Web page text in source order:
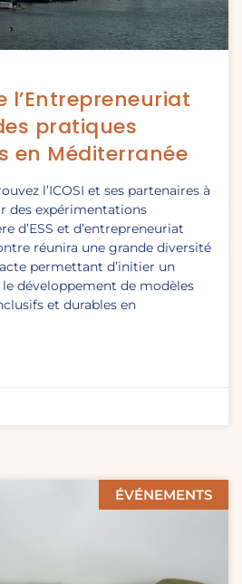
l’Entrepreneuriat
pratiques
en Méditerranée
l’ICOSI et ses partenaires à
des expérimentations
d’ESS et d’entrepreneuriat
réunira une grande diversité
permettant d’initier un
développement de modèles
et durables en
ÉVÉNEMENTS